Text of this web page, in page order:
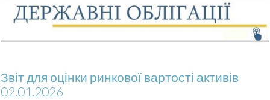
Звіт для оцінки ринкової вартості активів
02.01.2026